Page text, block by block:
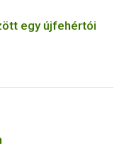
egy újfehértói